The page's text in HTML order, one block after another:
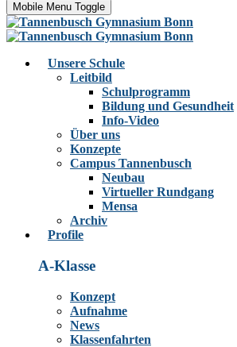
Mobile Menu Toggle
Unsere Schule
Leitbild
Schulprogramm
Bildung und Gesundheit
Info-Video
Über uns
Konzepte
Campus Tannenbusch
Neubau
Virtueller Rundgang
Mensa
Archiv
Profile
A-Klasse
Konzept
Aufnahme
News
Klassenfahrten